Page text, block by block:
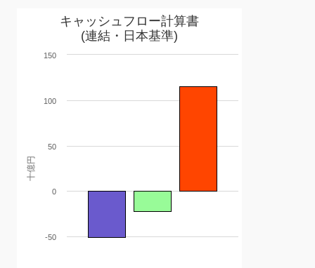
十億円
キャッシュフロー計算書
(連結・日本基準)
-50
0
50
100
150